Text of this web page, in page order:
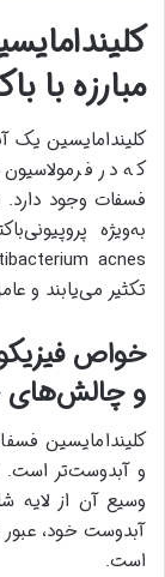
مبارزه با
کلیندامایسین یک
که در
فسفات وجود دارد.
تکثیر می‌یابند و
خواص
و
کلیندامایسین
و آبدوست‌تر است.
وسیع آن از لایه
آبدوست خود، عبور
است.